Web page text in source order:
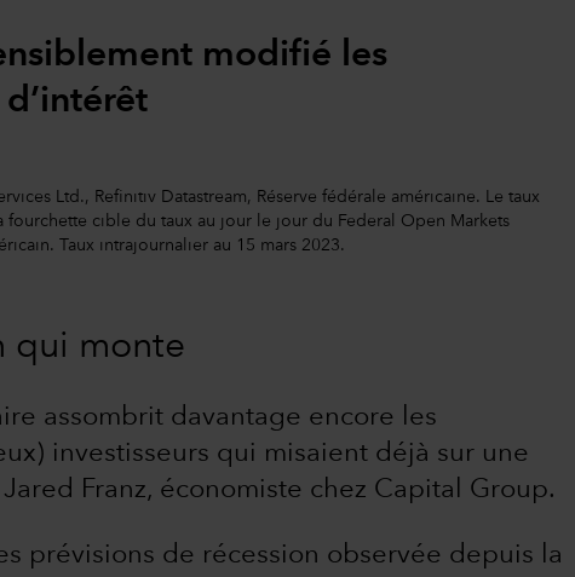
modifié les
Ltd., Refinitiv Datastream, Réserve fédérale américaine. Le taux
fourchette cible du taux au jour le jour du Federal Open Markets
Taux intrajournalier au 15 mars 2023.
qui monte
assombrit davantage encore les
investisseurs qui misaient déjà sur une
Franz, économiste chez Capital Group.
prévisions de récession observée depuis la